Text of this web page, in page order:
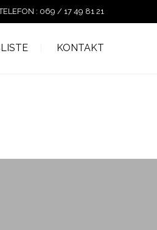
: 069 / 17 49 81 21
KONTAKT